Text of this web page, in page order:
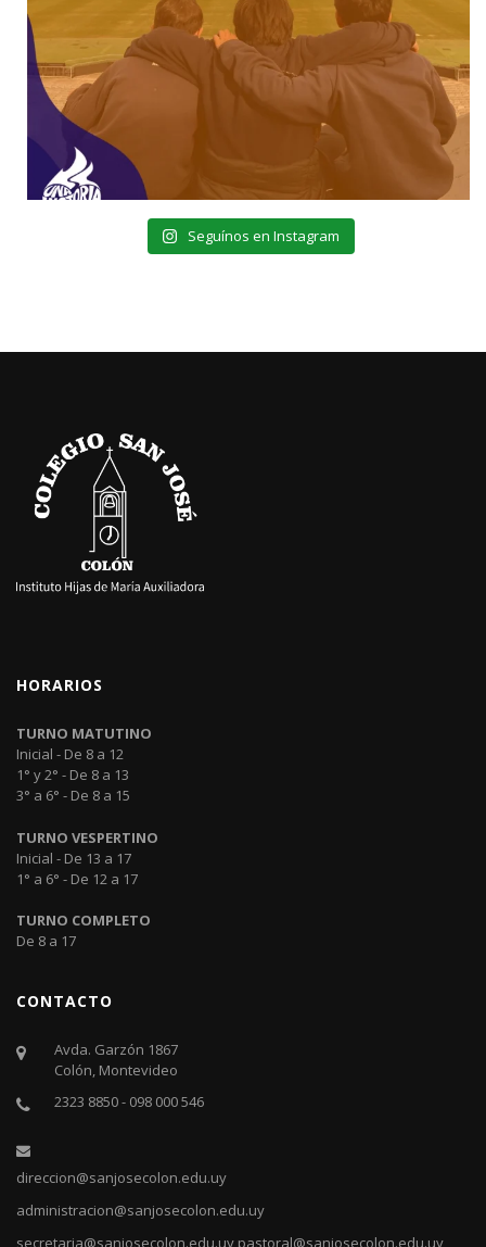
Seguínos en Instagram
HORARIOS
TURNO MATUTINO
Inicial - De 8 a 12
1° y 2° - De 8 a 13
3° a 6° - De 8 a 15
TURNO VESPERTINO
Inicial - De 13 a 17
1° a 6° - De 12 a 17
TURNO COMPLETO
De 8 a 17
CONTACTO
Avda. Garzón 1867
Colón, Montevideo
2323 8850 - 098 000 546
direccion@sanjosecolon.edu.uy
administracion@sanjosecolon.edu.uy